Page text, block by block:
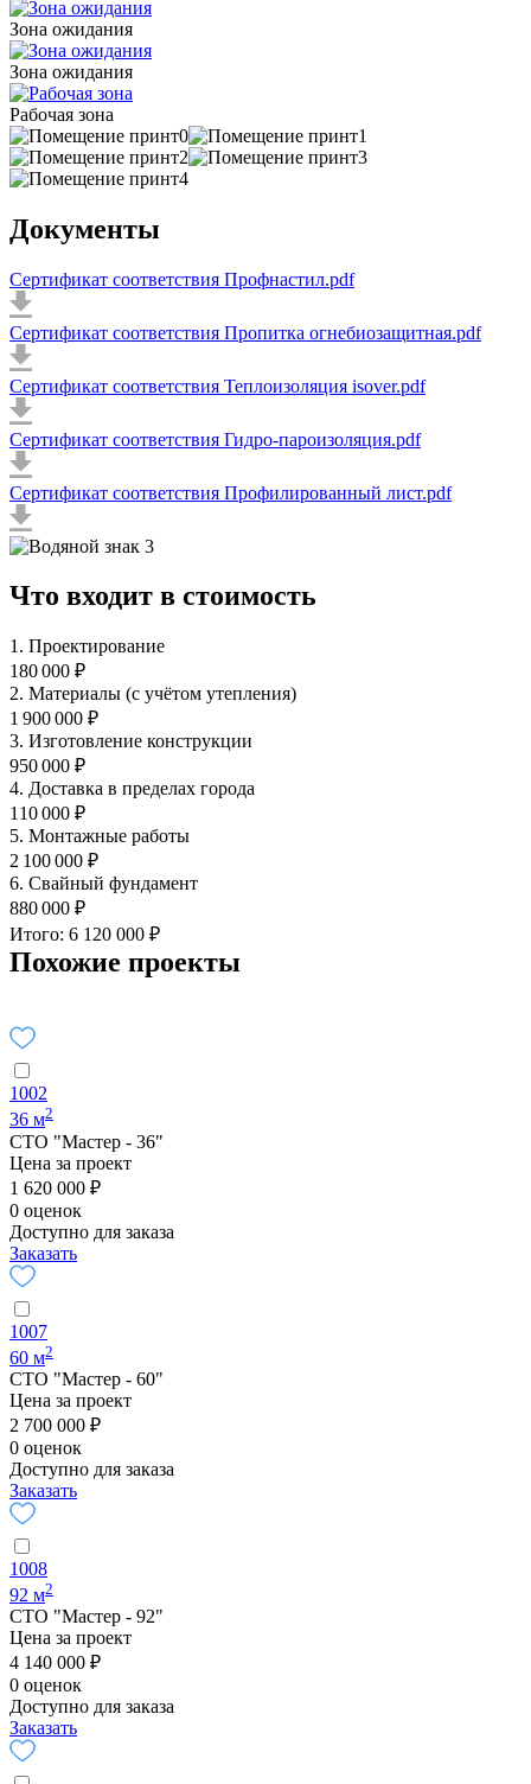
Зона ожидания
Зона ожидания
Рабочая зона
Документы
Сертификат соответствия Профнастил.pdf
Сертификат соответствия Пропитка огнебиозащитная.pdf
Сертификат соответствия Теплоизоляция isover.pdf
Сертификат соответствия Гидро-пароизоляция.pdf
Сертификат соответствия Профилированный лист.pdf
Что входит в стоимость
1. Проектирование
180 000 ₽
2. Материалы (с учётом утепления)
1 900 000 ₽
3. Изготовление конструкции
950 000 ₽
4. Доставка в пределах города
110 000 ₽
5. Монтажные работы
2 100 000 ₽
6. Свайный фундамент
880 000 ₽
Итого: 6 120 000 ₽
Похожие проекты
1002
36 м2
СТО "Мастер - 36"
Цена за проект
1 620 000 ₽
0 оценок
Доступно для заказа
Заказать
1007
60 м2
СТО "Мастер - 60"
Цена за проект
2 700 000 ₽
0 оценок
Доступно для заказа
Заказать
1008
92 м2
СТО "Мастер - 92"
Цена за проект
4 140 000 ₽
0 оценок
Доступно для заказа
Заказать